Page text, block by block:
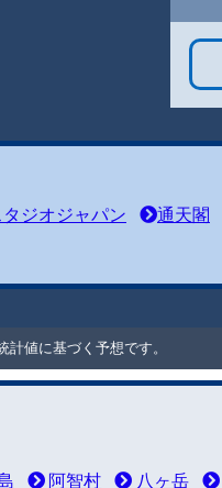
ジオジャパン 通天閣
値に基づく予想です。
阿智村 八ヶ岳